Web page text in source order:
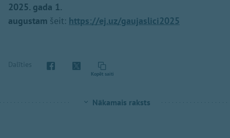
2025. gada 1.
augustam šeit: https://ej.uz/gaujaslici2025
Dalīties
Kopēt saiti
Nākamais raksts